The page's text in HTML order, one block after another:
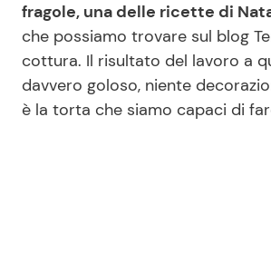
Info
Chi siamo
Disclaimer e Privacy
fragole, una delle ricette di
che possiamo trovare sul blog
cottura. Il risultato del lavoro a
davvero goloso, niente
è la torta che siamo capaci di